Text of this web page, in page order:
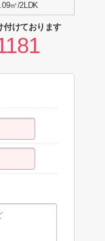
㎡/2LDK
付けております